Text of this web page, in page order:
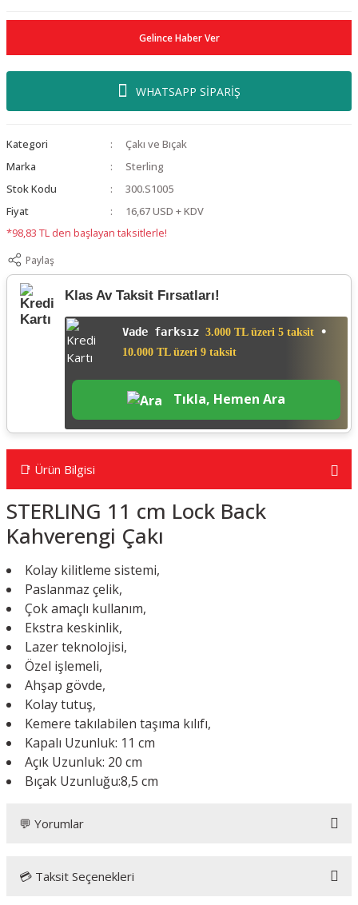
Gelince Haber Ver
WHATSAPP SİPARİŞ
Kategori
Çakı ve Bıçak
Marka
Sterling
Stok Kodu
300.S1005
Fiyat
16,67 USD + KDV
*98,83 TL den başlayan taksitlerle!
Paylaş
Klas Av Taksit Fırsatları!
Vade farksız 3.000 TL üzeri 5 taksit •
10.000 TL üzeri 9 taksit
Tıkla, Hemen Ara
📑 Ürün Bilgisi
STERLING 11 cm Lock Back
Kahverengi Çakı
Kolay kilitleme sistemi,
Paslanmaz çelik,
Çok amaçlı kullanım,
Ekstra keskinlik,
Lazer teknolojisi,
Özel işlemeli,
Ahşap gövde,
Kolay tutuş,
Kemere takılabilen taşıma kılıfı,
Kapalı Uzunluk: 11 cm
Açık Uzunluk: 20 cm
Bıçak Uzunluğu:8,5 cm
💬 Yorumlar
Bu ürüne ilk yorumu siz yapın!
💳 Taksit Seçenekleri